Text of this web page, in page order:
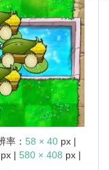
率： 58 × 40px |
px | 580 × 408 px |